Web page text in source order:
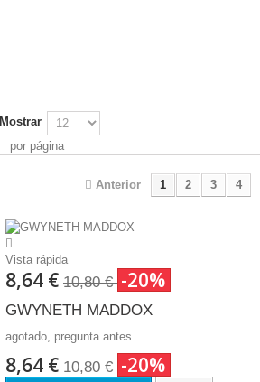
Mostrar
por página
Anterior 1 2 3 4
Vista rápida
8,64 € 10,80 € -20%
GWYNETH MADDOX
agotado, pregunta antes
8,64 € 10,80 € -20%